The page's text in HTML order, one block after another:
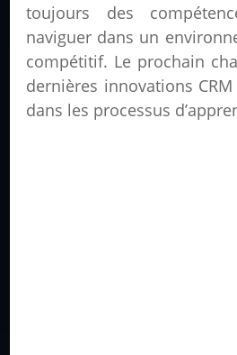
toujours des
naviguer dans un
compétitif. Le prochain
dernières innovations
dans les processus